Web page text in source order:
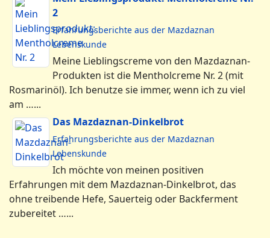
Lebenskunde
Ich bin restlos begeistert. So eine tolle Creme
kannte ich bisher noch nicht. Ich war Anfang
August auf einem Yoga-Seminar, wo die Lehrerin …...
Mein Lieblingsprodukt: Mentholcreme Nr.
2
Lebenskunde
Meine Lieblingscreme von den Mazdaznan-
Produkten ist die Mentholcreme Nr. 2 (mit
Rosmarinöl). Ich benutze sie immer, wenn ich zu viel
Das Mazdaznan-Dinkelbrot
Erfahrungsberichte aus der Mazdaznan